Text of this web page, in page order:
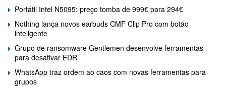
Portátil Intel N5095: preço tomba de 999€ para 294€
Nothing lança novos earbuds CMF Clip Pro com botão
inteligente
Grupo de ransomware Gentlemen desenvolve ferramentas
para desativar EDR
WhatsApp traz ordem ao caos com novas ferramentas para
grupos